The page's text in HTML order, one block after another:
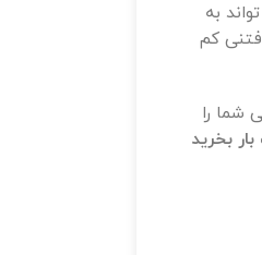
به
کم
شما را
بخرید